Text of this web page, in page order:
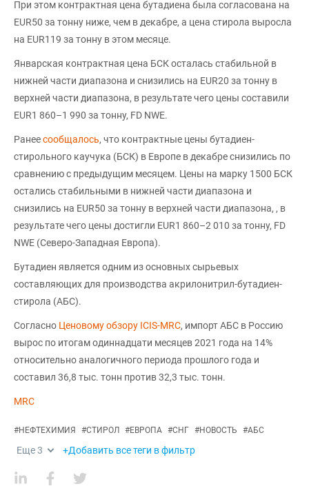
При этом контрактная цена бутадиена была согласована на
EUR50 за тонну ниже, чем в декабре, а цена стирола выросла
на EUR119 за тонну в этом месяце.
Январская контрактная цена БСК осталась стабильной в
нижней части диапазона и снизились на EUR20 за тонну в
верхней части диапазона, в результате чего цены составили
EUR1 860–1 990 за тонну, FD NWE.
Ранеесообщалось, что контрактные цены бутадиен-
стирольного каучука (БСК) в Европе в декабре снизились по
сравнению с предыдущим месяцем. Цены на марку 1500 БСК
остались стабильными в нижней части диапазона и
снизились на EUR50 за тонну в верхней части диапазона, , в
результате чего цены достигли EUR1 860–2 010 за тонну, FD
NWE (Северо-Западная Европа).
Бутадиен является одним из основных сырьевых
составляющих для производства акрилонитрил-бутадиен-
стирола (АБС).
Согласно Ценовому обзору ICIS-MRC, импорт АБС в Россию
вырос по итогам одиннадцати месяцев 2021 года на 14%
относительно аналогичного периода прошлого года и
составил 36,8 тыс. тонн против 32,3 тыс. тонн.
MRC
#НЕФТЕХИМИЯ #СТИРОЛ #ЕВРОПА #СНГ #НОВОСТЬ #АБС
Еще3 +Добавить все теги в фильтр